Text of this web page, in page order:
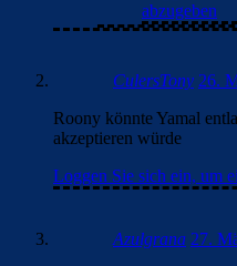
abzugeben
CulersTony 26.
Roony könnte Yamal
akzeptieren würde
Loggen Sie sich ein, um
Azulgrana 27.